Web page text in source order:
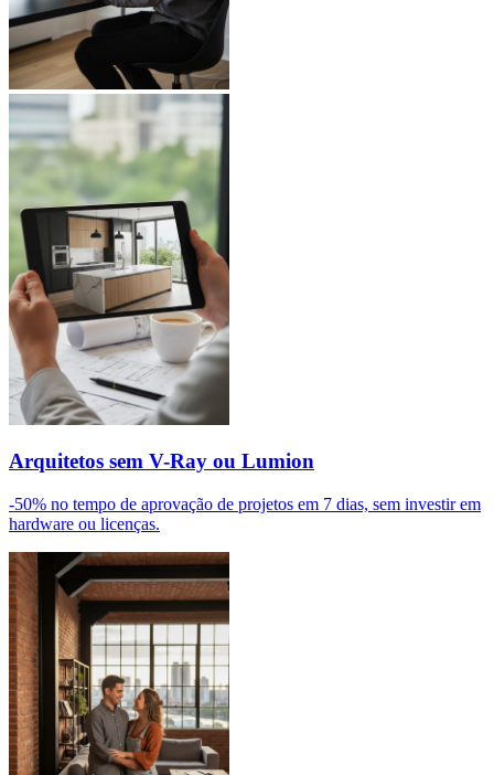
Arquitetos sem V-Ray ou Lumion
-50% no tempo de aprovação de projetos em 7 dias, sem investir em
hardware ou licenças.